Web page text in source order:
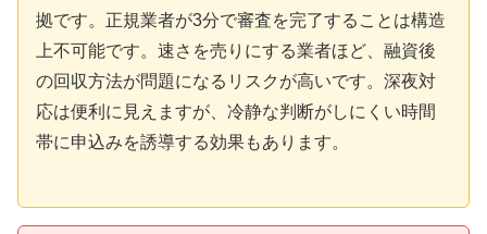
拠です。正規業者が3分で審査を完了することは構造
上不可能です。速さを売りにする業者ほど、融資後
の回収方法が問題になるリスクが高いです。深夜対
応は便利に見えますが、冷静な判断がしにくい時間
帯に申込みを誘導する効果もあります。